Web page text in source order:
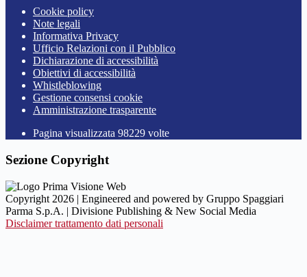
Cookie policy
Note legali
Informativa Privacy
Ufficio Relazioni con il Pubblico
Dichiarazione di accessibilità
Obiettivi di accessibilità
Whistleblowing
Gestione consensi cookie
Amministrazione trasparente
Pagina visualizzata 98229 volte
Sezione Copyright
Copyright 2026 | Engineered and powered by Gruppo Spaggiari
Parma S.p.A. | Divisione Publishing & New Social Media
Disclaimer trattamento dati personali